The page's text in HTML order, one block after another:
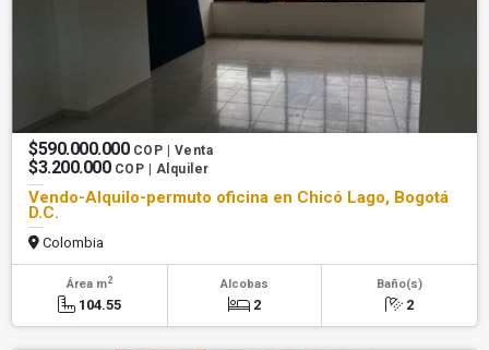
$590.000.000 COP | Venta
$3.200.000 COP | Alquiler
Vendo-Alquilo-permuto oficina en Chicó Lago, Bogotá
D.C.
Colombia
Área m2
104.55
Alcobas
2
Baño(s)
2